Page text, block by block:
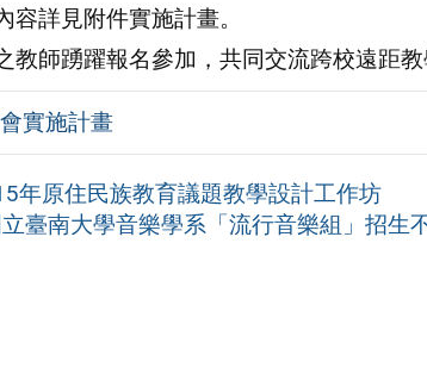
容詳見附件實施計畫。
教師踴躍報名參加，共同交流跨校遠距教
實施計畫
年原住民族教育議題教學設計工作坊
臺南大學音樂學系「流行音樂組」招生